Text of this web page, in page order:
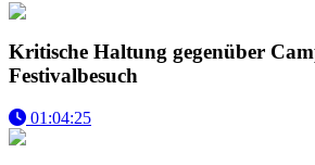
Kritische Haltung gegenüber
Festivalbesuch
01:04:25